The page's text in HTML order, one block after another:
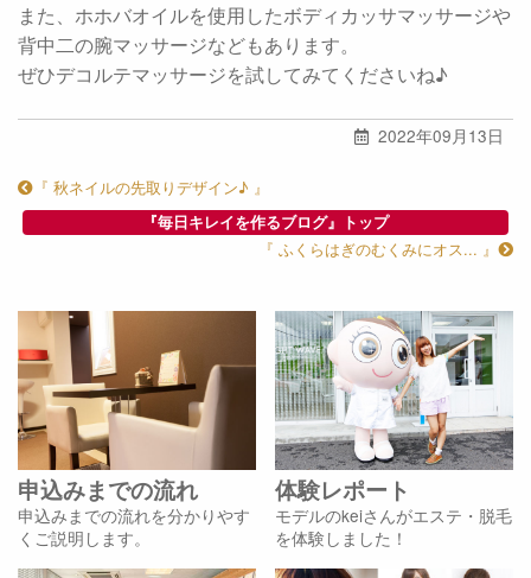
また、ホホバオイルを使用したボディカッサマッサージや
背中二の腕マッサージなどもあります。
ぜひデコルテマッサージを試してみてくださいね♪
2022年09月13日
『 秋ネイルの先取りデザイン♪ 』
『毎日キレイを作るブログ』トップ
『 ふくらはぎのむくみにオス... 』
申込みまでの流れ
申込みまでの流れを分かりやす
くご説明します。
体験レポート
モデルのkeiさんがエステ・脱毛
を体験しました！